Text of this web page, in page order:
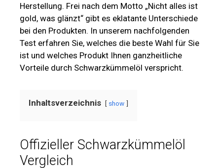
Herstellung. Frei nach dem Motto „Nicht alles ist
gold, was glänzt“ gibt es eklatante Unterschiede
bei den Produkten. In unserem nachfolgenden
Test erfahren Sie, welches die beste Wahl für Sie
ist und welches Produkt Ihnen ganzheitliche
Vorteile durch Schwarzkümmelöl verspricht.
Inhaltsverzeichnis show
Offizieller Schwarzkümmelöl
Vergleich